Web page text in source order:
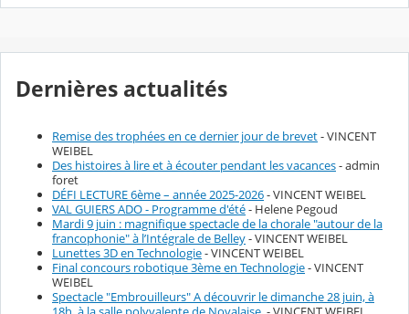
Dernières actualités
Remise des trophées en ce dernier jour de brevet- VINCENT
WEIBEL
Des histoires à lire et à écouter pendant les vacances- admin
foret
DÉFI LECTURE 6ème – année 2025-2026- VINCENT WEIBEL
VAL GUIERS ADO - Programme d'été- Helene Pegoud
Mardi 9 juin : magnifique spectacle de la chorale "autour de la
francophonie" à l’Intégrale de Belley- VINCENT WEIBEL
Lunettes 3D en Technologie- VINCENT WEIBEL
Final concours robotique 3ème en Technologie- VINCENT
WEIBEL
Spectacle "Embrouilleurs" A découvrir le dimanche 28 juin, à